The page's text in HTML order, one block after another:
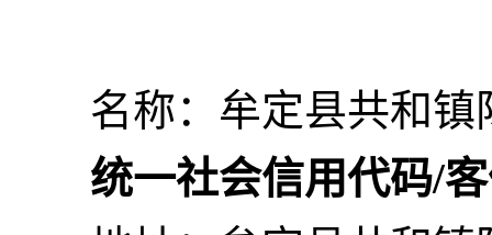
名称：牟定县共和镇
统一社会信用代码/